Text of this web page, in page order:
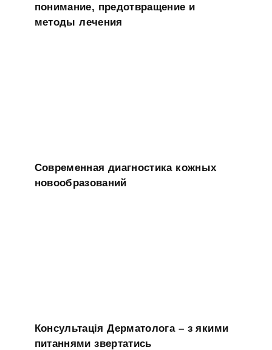
понимание, предотвращение и
методы лечения
Современная диагностика кожных
новообразований
Консультація Дерматолога – з якими
питаннями звертатись